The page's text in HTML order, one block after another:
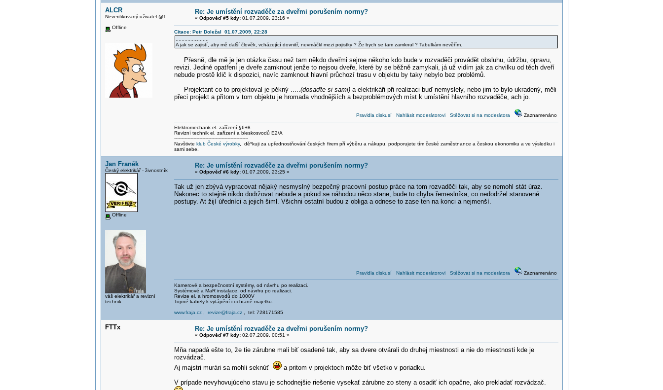
ALCR
Neverifikovaný uživatel @1
Offline
Re: Je umístění rozvaděče za dveřmi porušením normy?
« Odpověď #5 kdy:01.07.2009, 23:16 »
Citace: Petr Doležal 01.07.2009, 22:28
A jak se zajistí, aby mě další člověk, vcházející dovnitř, nevmáčkl mezi pojistky ? Že bych se tam zamknul ? Tabulkám nevěřím.
Přesně, dle mě je jen otázka času než tam někdo dveřmi sejme někoho kdo bude v rozvaděči provádět obsluhu, údržbu, opravu,
revizi. Jediné opatření je dveře zamknout jenže to nejsou dveře, které by se běžně zamykali, já už vidím jak za chvilku od těch dveří
nebude prostě klič k dispozici, navíc zamknout hlavní průchozí trasu v objektu by taky nebylo bez problémů.
Projektant co to projektoval je pěkný .....(dosaďte si sami)a elektrikáři při realizaci buď nemyslely, nebo jim to bylo ukradený, měli
přeci projekt a přitom v tom objektu je hromada vhodnějších a bezproblémových míst k umístění hlavního rozvaděče, ach jo.
Pravidla diskusí Nahlásit moderátorovi Stěžovat si na moderátora Zaznamenáno
Elektromechanik el. zařízení §6+8
Revizní technik el. zařízení a bleskosvodů E2/A
--------------------------------------------------
Navštivte klub České výrobky, dě*kuji za upřednostňování českých firem pří výběru a nákupu, podporujete tím české zaměstnance a českou ekonomiku a ve výsledku i
sami sebe.
Jan Franěk
Český elektrikář - živnostník
Offline
váš elektrikář a revizní
technik
Re: Je umístění rozvaděče za dveřmi porušením normy?
« Odpověď #6 kdy:01.07.2009, 23:25 »
Tak už jen zbývá vypracovat nějaký nesmyslný bezpečný pracovní postup práce na tom rozvaděči tak, aby se nemohl stát úraz.
Nakonec to stejně nikdo dodržovat nebude a pokud se náhodou něco stane, bude to chyba řemeslníka, co nedodržel stanovené
postupy. At žijí úředníci a jejich šiml. Všichni ostatní budou z obliga a odnese to zase ten na konci a nejmenší.
Pravidla diskusí Nahlásit moderátorovi Stěžovat si na moderátora Zaznamenáno
Kamerové a bezpečnostní systémy, od návrhu po realizaci.
Systémové a MaR instalace, od návrhu po realizaci.
Revize el. a hromosvodů do 1000V
Topné kabely k vytápění i ochraně majetku.
www.fraja.cz, revize@fraja.cz, tel: 728171585
FTTx Re: Je umístění rozvaděče za dveřmi porušením normy?
« Odpověď #7 kdy:02.07.2009, 00:51 »
Mňa napadá ešte to, že tie zárubne mali biť osadené tak, aby sa dvere otvárali do druhej miestnosti a nie do miestnosti kde je
rozvádzač.
Aj majstri murári sa mohli seknúť
a pritom v projektoch môže biť všetko v poriadku.
V prípade nevyhovujúceho stavu je schodnejšie riešenie vysekať zárubne zo steny a osadiť ich opačne, ako prekladať rozvádzač.